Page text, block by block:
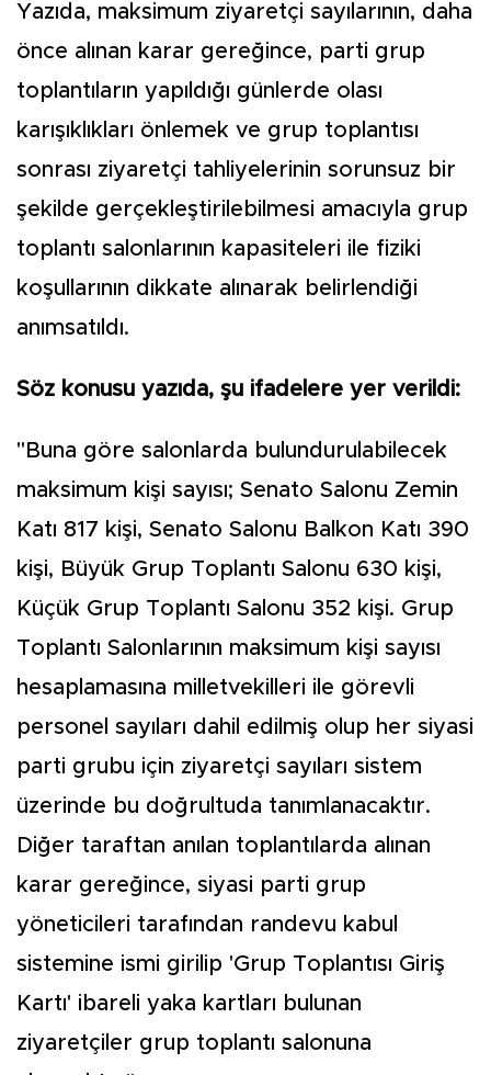
Yazıda, maksimum ziyaretçi sayılarının, daha
önce alınan karar gereğince, parti grup
toplantıların yapıldığı günlerde olası
karışıklıkları önlemek ve grup toplantısı
sonrası ziyaretçi tahliyelerinin sorunsuz bir
şekilde gerçekleştirilebilmesi amacıyla grup
toplantı salonlarının kapasiteleri ile fiziki
koşullarının dikkate alınarak belirlendiği
anımsatıldı.
Söz konusu yazıda, şu ifadelere yer verildi:
"Buna göre salonlarda bulundurulabilecek
maksimum kişi sayısı; Senato Salonu Zemin
Katı 817 kişi, Senato Salonu Balkon Katı 390
kişi, Büyük Grup Toplantı Salonu 630 kişi,
Küçük Grup Toplantı Salonu 352 kişi. Grup
Toplantı Salonlarının maksimum kişi sayısı
hesaplamasına milletvekilleri ile görevli
personel sayıları dahil edilmiş olup her siyasi
parti grubu için ziyaretçi sayıları sistem
üzerinde bu doğrultuda tanımlanacaktır.
Diğer taraftan anılan toplantılarda alınan
karar gereğince, siyasi parti grup
yöneticileri tarafından randevu kabul
sistemine ismi girilip 'Grup Toplantısı Giriş
Kartı' ibareli yaka kartları bulunan
ziyaretçiler grup toplantı salonuna